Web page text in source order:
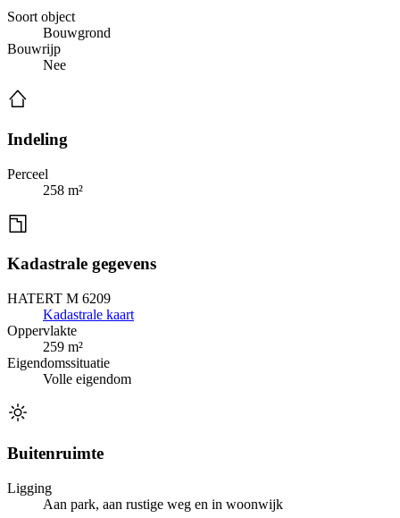
Soort object
Bouwgrond
Bouwrijp
Nee
Indeling
Perceel
258 m²
Kadastrale gegevens
HATERT M 6209
Kadastrale kaart
Oppervlakte
259 m²
Eigendomssituatie
Volle eigendom
Buitenruimte
Ligging
Aan park, aan rustige weg en in woonwijk